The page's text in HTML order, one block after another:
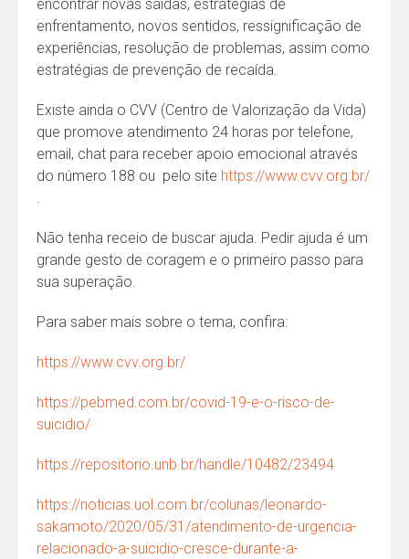
encontrar novas saídas, estratégias de
enfrentamento, novos sentidos, ressignificação de
experiências, resolução de problemas, assim como
estratégias de prevenção de recaída.
Existe ainda o CVV (Centro de Valorização da Vida)
que promove atendimento 24 horas por telefone,
email, chat para receber apoio emocional através
do número 188 ou pelo site https://www.cvv.org.br/
.
Não tenha receio de buscar ajuda. Pedir ajuda é um
grande gesto de coragem e o primeiro passo para
sua superação.
Para saber mais sobre o tema, confira:
https://www.cvv.org.br/
https://pebmed.com.br/covid-19-e-o-risco-de-
suicidio/
https://repositorio.unb.br/handle/10482/23494
https://noticias.uol.com.br/colunas/leonardo-
sakamoto/2020/05/31/atendimento-de-urgencia-
relacionado-a-suicidio-cresce-durante-a-